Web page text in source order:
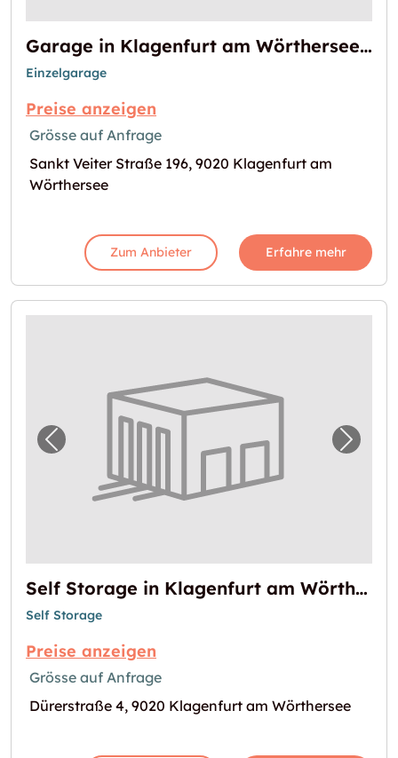
Garage in Klagenfurt am Wörthersee mieten
Einzelgarage
Preise anzeigen
Grösse auf Anfrage
Sankt Veiter Straße 196, 9020 Klagenfurt am
Wörthersee
Zum Anbieter Erfahre mehr
Vorheriges Bild für "Self Storage in
Self Storage in Klagenfurt am Wörthersee mieten
Self Storage
Preise anzeigen
Grösse auf Anfrage
Dürerstraße 4, 9020 Klagenfurt am Wörthersee